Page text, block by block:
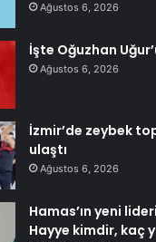
Ağustos 6, 2026
İşte Oğuzhan
Ağustos 6, 2026
İzmir’de zeybek
ulaştı
Ağustos 6, 2026
Hamas’ın yeni
Hayye kimdir, kaç